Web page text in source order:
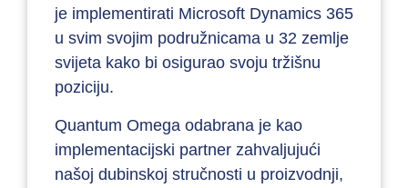
je implementirati Microsoft Dynamics 365
u svim svojim podružnicama u 32 zemlje
svijeta kako bi osigurao svoju tržišnu
poziciju.
Quantum Omega odabrana je kao
implementacijski partner zahvaljujući
našoj dubinskoj stručnosti u proizvodnji,